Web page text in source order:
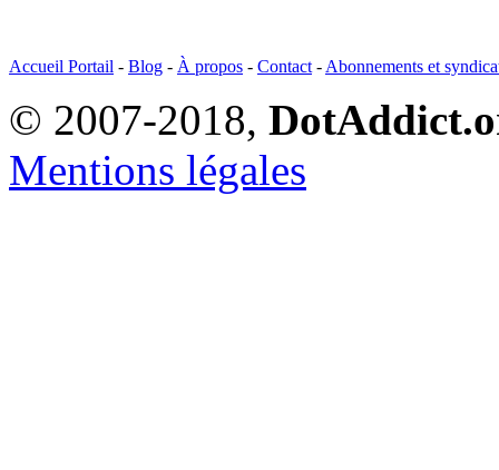
Accueil Portail - Blog - À propos - Contact - Abonnements et
© 2007-2018,
Mentions légales